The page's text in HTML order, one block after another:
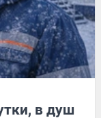
в душ